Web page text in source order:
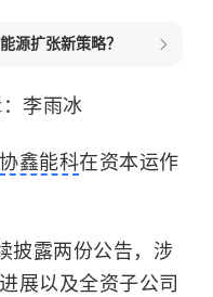
源扩张新策略？
李雨冰
协鑫能科在资本运作
披露两份公告，涉
展以及全资子公司